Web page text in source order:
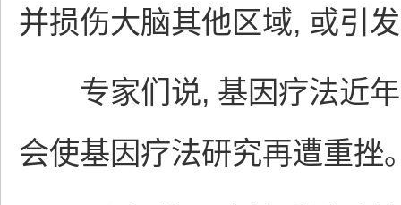
并损伤大脑其他区域, 或引
专家们说, 基因疗法近年
会使基因疗法研究再遭重挫